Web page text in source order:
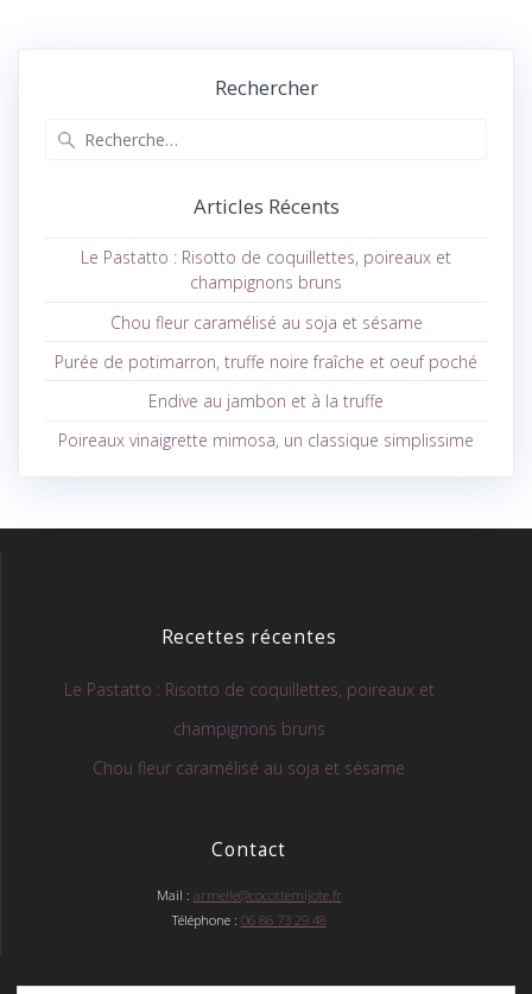
Rechercher
Articles Récents
Le Pastatto : Risotto de coquillettes, poireaux et
champignons bruns
Chou fleur caramélisé au soja et sésame
Purée de potimarron, truffe noire fraîche et oeuf poché
Endive au jambon et à la truffe
Poireaux vinaigrette mimosa, un classique simplissime
Recettes récentes
Le Pastatto : Risotto de coquillettes, poireaux et
champignons bruns
Chou fleur caramélisé au soja et sésame
Contact
Mail : armelle@cocottemijote.fr
Téléphone : 06 86 73 29 48